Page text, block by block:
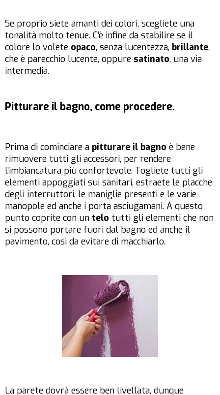
Se proprio siete amanti dei colori, scegliete una
tonalità molto tenue. C’è infine da stabilire se il
colore lo volete opaco, senza lucentezza, brillante,
che è parecchio lucente, oppure satinato, una via
intermedia.
Pitturare il bagno, come procedere.
Prima di cominciare a pitturare il bagno è bene
rimuovere tutti gli accessori, per rendere
l’imbiancatura più confortevole. Togliete tutti gli
elementi appoggiati sui sanitari, estraete le placche
degli interruttori, le maniglie presenti e le varie
manopole ed anche i porta asciugamani. A questo
punto coprite con un telo tutti gli elementi che non
si possono portare fuori dal bagno ed anche il
pavimento, così da evitare di macchiarlo.
La parete dovrà essere ben livellata, dunque